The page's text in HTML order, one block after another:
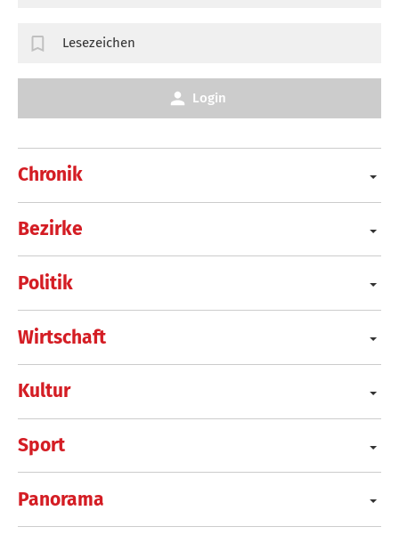
Chronik
Bezirke
Politik
Wirtschaft
Kultur
Sport
Panorama
Lesezeichen
Login